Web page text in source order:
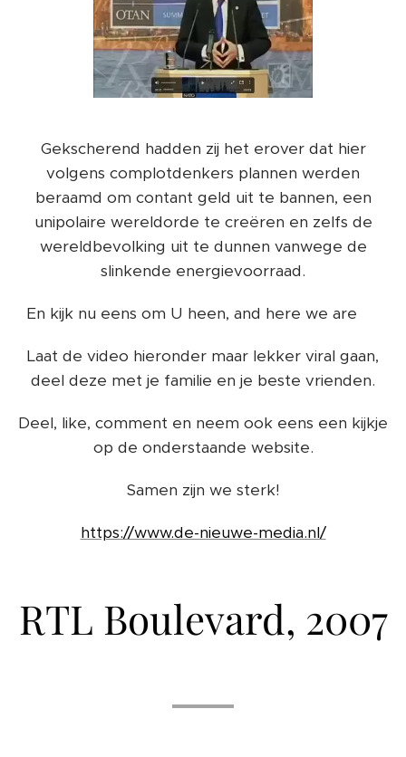
Gekscherend hadden zij het erover dat hier
volgens complotdenkers plannen werden
beraamd om contant geld uit te bannen, een
unipolaire wereldorde te creëren en zelfs de
wereldbevolking uit te dunnen vanwege de
slinkende energievoorraad.
En kijk nu eens om U heen, and here we are 😏
Laat de video hieronder maar lekker viral gaan,
deel deze met je familie en je beste vrienden.
Deel, like, comment en neem ook eens een kijkje
op de onderstaande website.
Samen zijn we sterk!
https://www.de-nieuwe-media.nl/
RTL Boulevard, 2007